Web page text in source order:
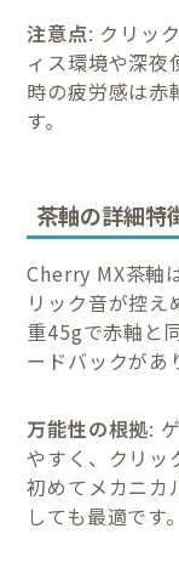
注意点: クリッ
ィス環境や深夜
時の疲労感は赤
す。
茶軸の詳細特
Cherry MX茶軸
リック音が控え
重45gで赤軸と
ードバックがあ
万能性の根拠:
やすく、クリッ
初めてメカニカ
しても最適です。